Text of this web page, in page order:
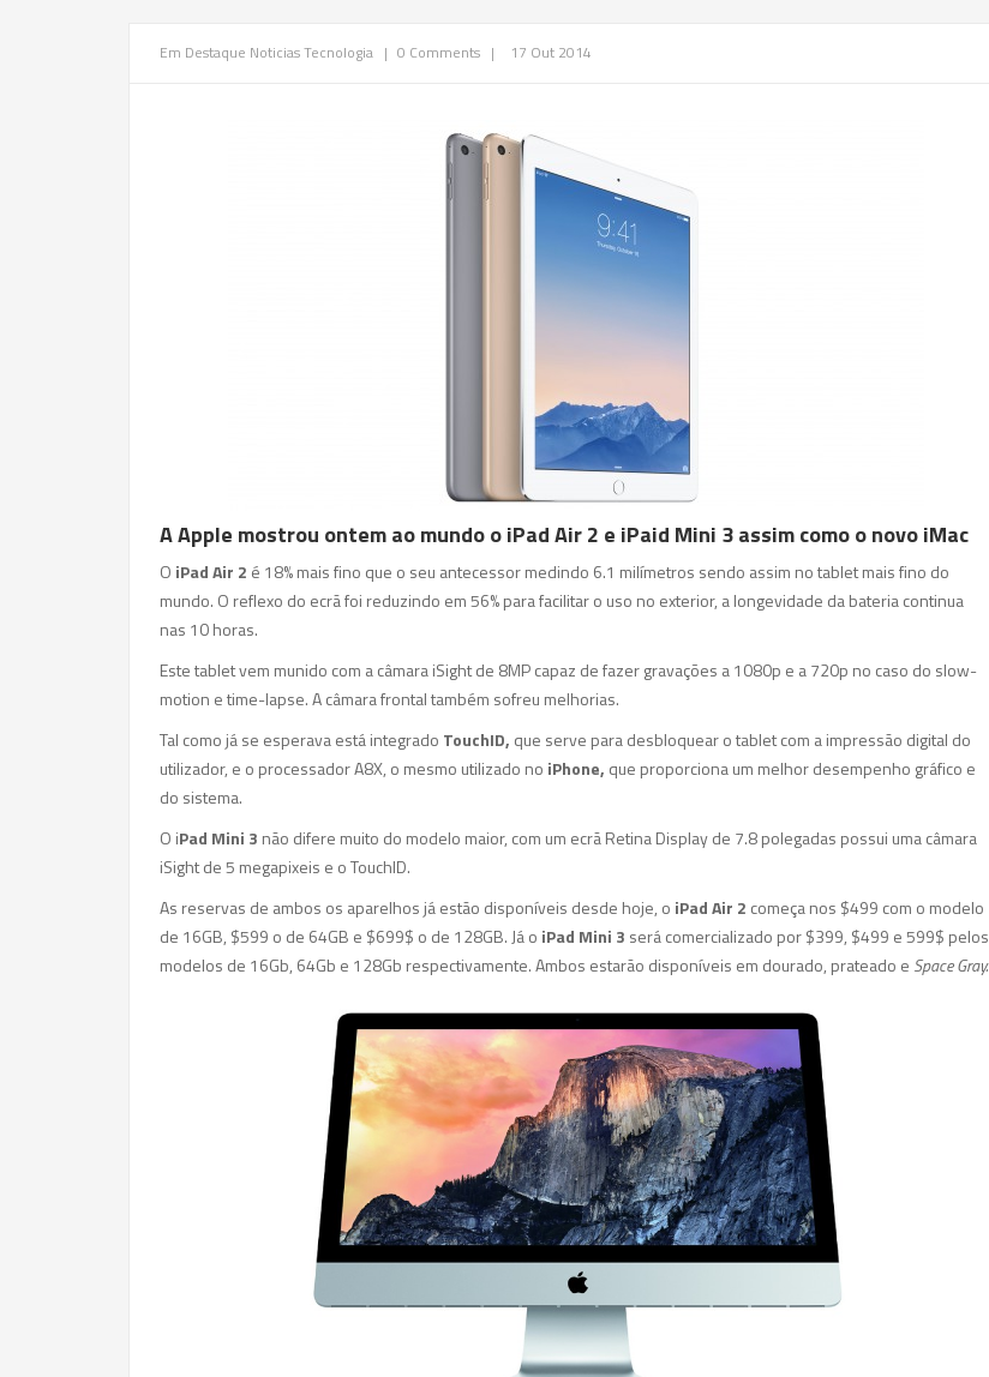
Em Destaque NoticiasTecnologia | 0 Comments | 17 Out 2014
A Apple mostrou ontem ao mundo o iPad Air 2 e iPaid Mini 3 assim como o novo iMac
O iPad Air 2 é 18% mais fino que o seu antecessor medindo 6.1 milímetros sendo assim no tablet mais fino do
mundo. O reflexo do ecrã foi reduzindo em 56% para facilitar o uso no exterior, a longevidade da bateria continua
nas 10 horas.
Este tablet vem munido com a câmara iSight de 8MP capaz de fazer gravações a 1080p e a 720p no caso do slow-
motion e time-lapse. A câmara frontal também sofreu melhorias.
Tal como já se esperava está integrado TouchID, que serve para desbloquear o tablet com a impressão digital do
utilizador, e o processador A8X, o mesmo utilizado no iPhone, que proporciona um melhor desempenho gráfico e
do sistema.
O iPad Mini 3 não difere muito do modelo maior, com um ecrã Retina Display de 7.8 polegadas possui uma câmara
iSight de 5 megapixeis e o TouchID.
As reservas de ambos os aparelhos já estão disponíveis desde hoje, o iPad Air 2 começa nos $499 com o modelo
de 16GB, $599 o de 64GB e $699$ o de 128GB. Já o iPad Mini 3 será comercializado por $399, $499 e 599$ pelos
modelos de 16Gb, 64Gb e 128Gb respectivamente. Ambos estarão disponíveis em dourado, prateado e Space Gray.